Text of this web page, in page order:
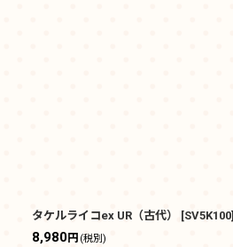
タケルライコex UR（古代） [SV5K100]
8,980円 (税別)